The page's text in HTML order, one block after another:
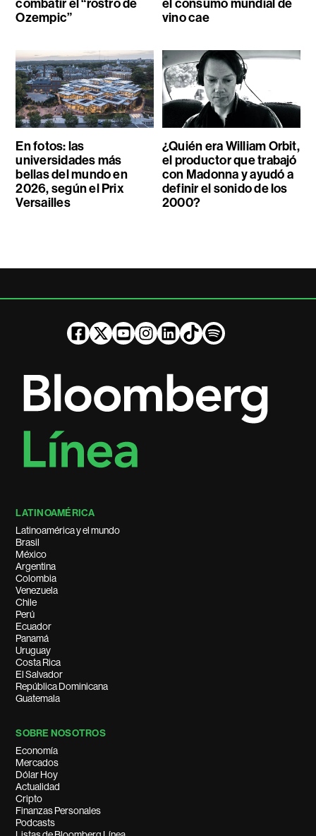
combatir el “rostro de
Ozempic”
el consumo mundial de
vino cae
En fotos: las
universidades más
bellas del mundo en
2026, según el Prix
Versailles
¿Quién era William Orbit,
el productor que trabajó
con Madonna y ayudó a
definir el sonido de los
2000?
LATINOAMÉRICA
Latinoamérica y el mundo
Brasil
México
Argentina
Colombia
Venezuela
Chile
Perú
Ecuador
Panamá
Uruguay
Costa Rica
El Salvador
República Dominicana
Guatemala
SOBRE NOSOTROS
Economía
Mercados
Dólar Hoy
Actualidad
Cripto
Finanzas Personales
Podcasts